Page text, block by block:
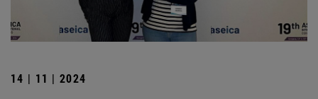
14 | 11 | 2024